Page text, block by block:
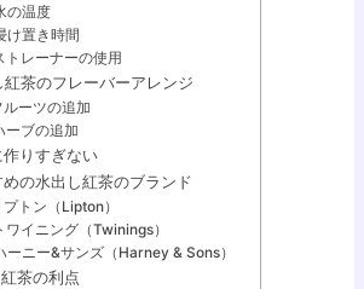
の温度
け置き時間
トレーナーの使用
紅茶のフレーバーアレンジ
ルーツの追加
ーブの追加
りすぎない
めの水出し紅茶のブランド
プトン（Lipton）
ワイニング（Twinings）
ーニー&サンズ（Harney & Sons）
茶の利点